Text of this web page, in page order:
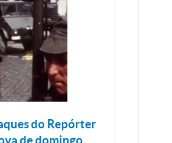
do Repórter
de domingo